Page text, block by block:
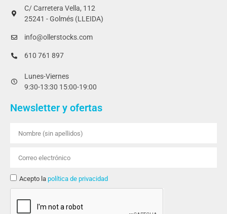
C/ Carretera Vella, 112
25241 - Golmés (LLEIDA)
info@ollerstocks.com
610 761 897
Lunes-Viernes
9:30-13:30 15:00-19:00
Newsletter y ofertas
Acepto la política de privacidad